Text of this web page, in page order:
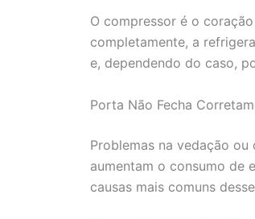
O compressor é o
completamente, a
e, dependendo do caso,
Porta Não Fecha
Problemas na vedação
aumentam o consumo de
causas mais comuns